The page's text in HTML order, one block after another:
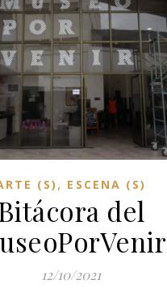
(S) , ESCENA (S)
del
12/10/2021